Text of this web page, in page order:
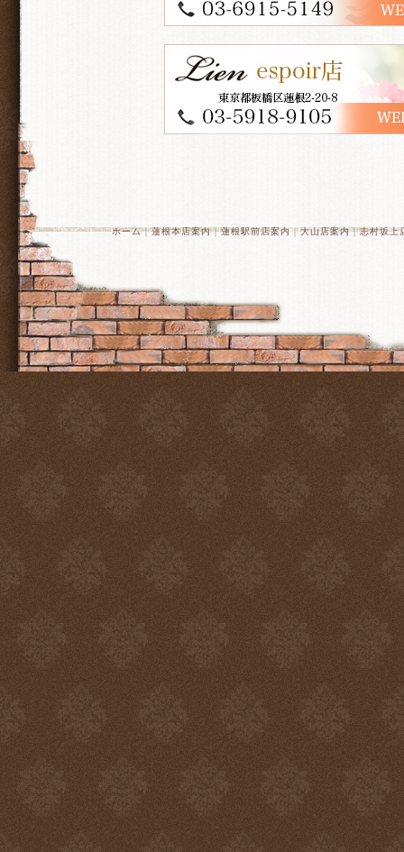
ホーム｜蓮根本店案内｜蓮根駅前店案内｜大山店案内｜志村坂上